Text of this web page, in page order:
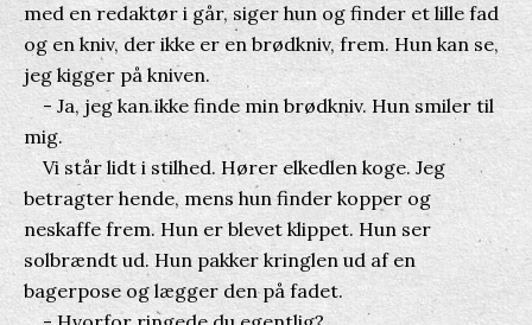
med en redaktør i går, siger hun og finder et lille fad
og en kniv, der ikke er en brødkniv, frem. Hun kan se,
jeg kigger på kniven.
- Ja, jeg kan ikke finde min brødkniv. Hun smiler til
mig.
Vi står lidt i stilhed. Hører elkedlen koge. Jeg
betragter hende, mens hun finder kopper og
neskaffe frem. Hun er blevet klippet. Hun ser
solbrændt ud. Hun pakker kringlen ud af en
bagerpose og lægger den på fadet.